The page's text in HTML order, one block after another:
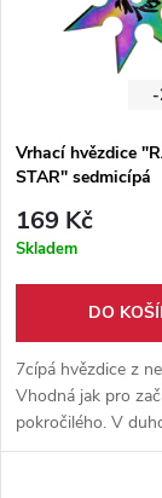
Vrhací hvězdice
STAR" sedmicípá
169 Kč
Skladem
DO
7cípá hvězdice z
Vhodná jak pro
pokročilého. V
zpracování.